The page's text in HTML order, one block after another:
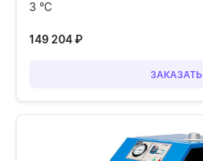
3 °C
149 204₽
ЗАКАЗАТЬ